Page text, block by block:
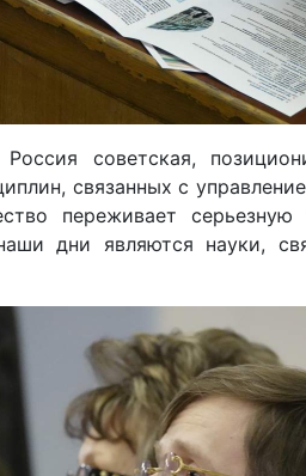
советская,
связанных с
переживает
дни являются науки,